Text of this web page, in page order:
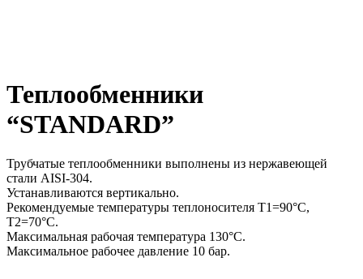
Теплообменники
“STANDARD”
Трубчатые теплообменники выполнены из нержавеющей
стали AISI-304.
Устанавливаются вертикально.
Рекомендуемые температуры теплоносителя T1=90°C,
T2=70°C.
Максимальная рабочая температура 130°C.
Максимальное рабочее давление 10 бар.